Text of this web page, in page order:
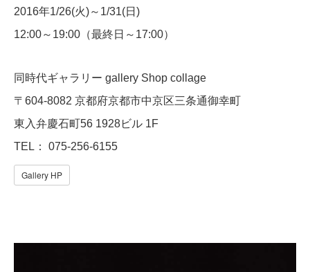
2016年1/26(火)～1/31(日)
12:00～19:00（最終日～17:00）
同時代ギャラリー gallery Shop collage
〒604-8082 京都府京都市中京区三条通御幸町
東入弁慶石町56 1928ビル 1F
TEL： 075-256-6155
Gallery HP